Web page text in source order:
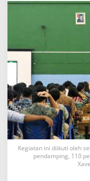
Kegiatan ini diikuti oleh
pendamping, 110